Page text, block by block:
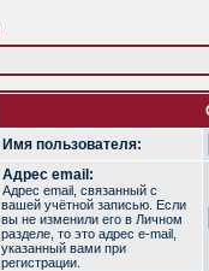
Имя пользователя:
Адрес email:
Адрес email, связанный с
вашей учётной записью. Если
вы не изменили его в Личном
разделе, то это адрес e-mail,
указанный вами при
регистрации.